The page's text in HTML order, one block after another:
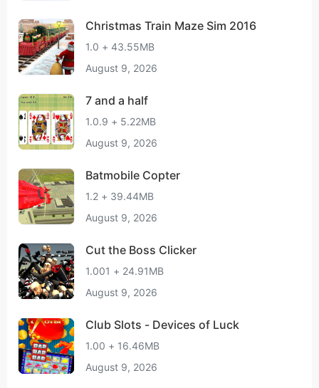
Christmas Train Maze Sim 2016
1.0 + 43.55MB
August 9, 2026
7 and a half
1.0.9 + 5.22MB
August 9, 2026
Batmobile Copter
1.2 + 39.44MB
August 9, 2026
Cut the Boss Clicker
1.001 + 24.91MB
August 9, 2026
Club Slots - Devices of Luck
1.00 + 16.46MB
August 9, 2026